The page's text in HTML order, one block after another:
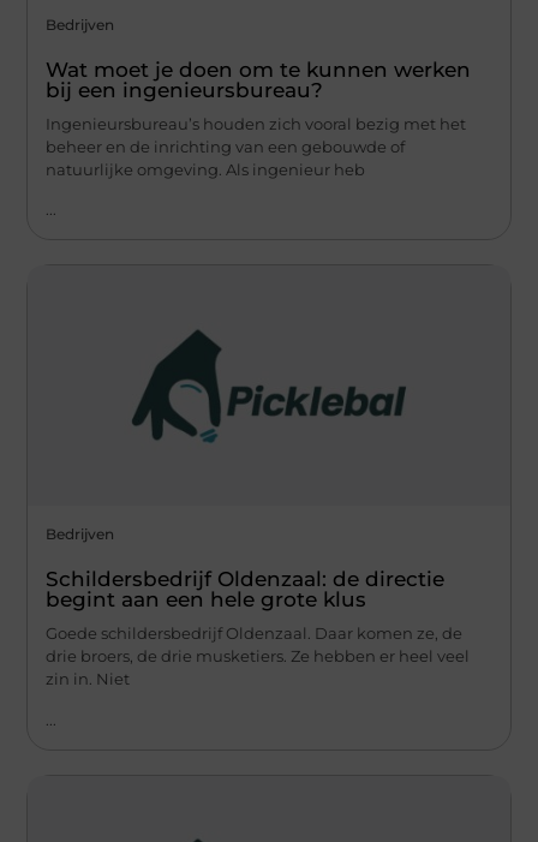
Bedrijven
Wat moet je doen om te kunnen werken
bij een ingenieursbureau?
Ingenieursbureau’s houden zich vooral bezig met het
beheer en de inrichting van een gebouwde of
natuurlijke omgeving. Als ingenieur heb
...
Bedrijven
Schildersbedrijf Oldenzaal: de directie
begint aan een hele grote klus
Goede schildersbedrijf Oldenzaal. Daar komen ze, de
drie broers, de drie musketiers. Ze hebben er heel veel
zin in. Niet